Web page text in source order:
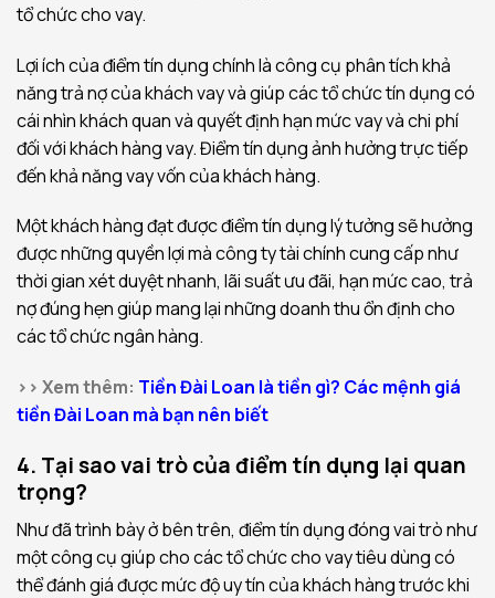
tổ chức cho vay.
Lợi ích của điểm tín dụng chính là công cụ phân tích khả
năng trả nợ của khách vay và giúp các tổ chức tín dụng có
cái nhìn khách quan và quyết định hạn mức vay và chi phí
đối với khách hàng vay. Điểm tín dụng ảnh hưởng trực tiếp
đến khả năng vay vốn của khách hàng.
Một khách hàng đạt được điểm tín dụng lý tưởng sẽ hưởng
được những quyền lợi mà công ty tài chính cung cấp như
thời gian xét duyệt nhanh, lãi suất ưu đãi, hạn mức cao, trả
nợ đúng hẹn giúp mang lại những doanh thu ổn định cho
các tổ chức ngân hàng.
>> Xem thêm: Tiền Đài Loan là tiền gì? Các mệnh giá
tiền Đài Loan mà bạn nên biết
4. Tại sao vai trò của điểm tín dụng lại quan
trọng?
Như đã trình bày ở bên trên, điểm tín dụng đóng vai trò như
một công cụ giúp cho các tổ chức cho vay tiêu dùng có
thể đánh giá được mức độ uy tín của khách hàng trước khi